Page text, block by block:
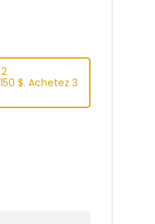
$. Achetez 3